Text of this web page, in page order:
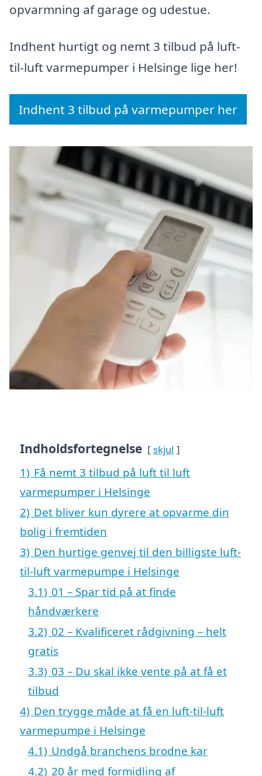
opvarmning af garage og udestue.
Indhent hurtigt og nemt 3 tilbud på luft-
til-luft varmepumper i Helsinge lige her!
Indhent 3 tilbud på varmepumper her
Indholdsfortegnelse skjul
1) Få nemt 3 tilbud på luft til luft
varmepumper i Helsinge
2) Det bliver kun dyrere at opvarme din
bolig i fremtiden
3) Den hurtige genvej til den billigste luft-
til-luft varmepumpe i Helsinge
3.1) 01 – Spar tid på at finde
håndværkere
3.2) 02 – Kvalificeret rådgivning – helt
gratis
3.3) 03 – Du skal ikke vente på at få et
tilbud
4) Den trygge måde at få en luft-til-luft
varmepumpe i Helsinge
4.1) Undgå branchens brodne kar
4.2) 20 år med formidling af